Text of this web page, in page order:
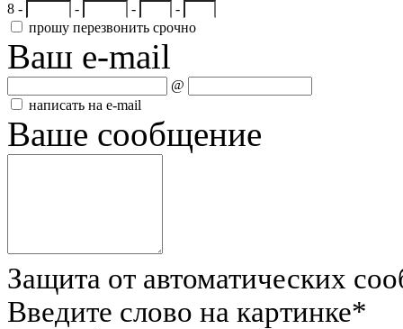
8 - - -
-
прошу перезвонить срочно
Ваш e-mail
@
написать на e-mail
Ваше сообщение
Защита от автоматических
Введите слово на картинке*